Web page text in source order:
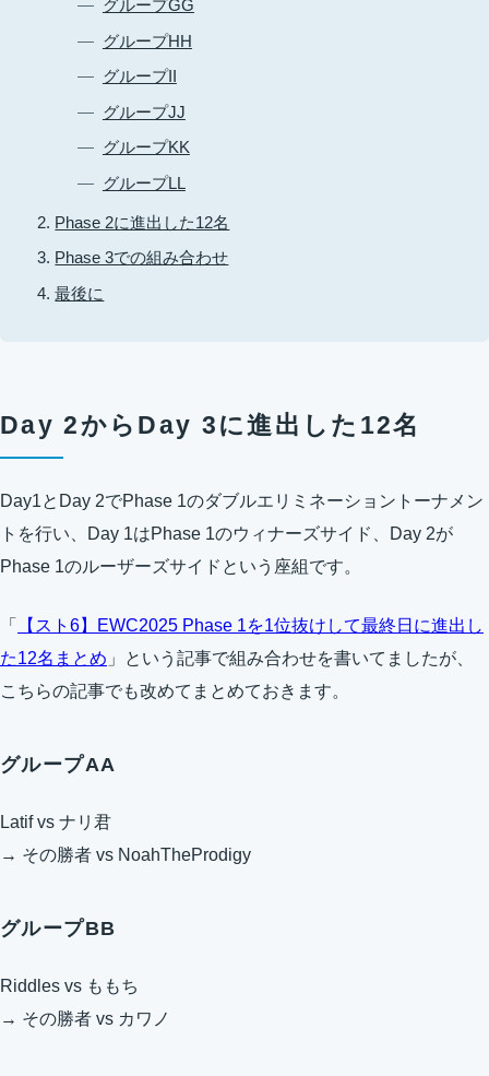
グループGG
グループHH
グループII
グループJJ
グループKK
グループLL
Phase 2に進出した12名
Phase 3での組み合わせ
最後に
Day 2からDay 3に進出した12名
Day1とDay 2でPhase 1のダブルエリミネーショントーナメン
トを行い、Day 1はPhase 1のウィナーズサイド、Day 2が
Phase 1のルーザーズサイドという座組です。
「
【スト6】EWC2025 Phase 1を1位抜けして最終日に進出し
た12名まとめ 」という記事で組み合わせを書いてましたが、
こちらの記事でも改めてまとめておきます。
グループAA
Latif vs ナリ君
→ その勝者 vs NoahTheProdigy
グループBB
Riddles vs ももち
→ その勝者 vs カワノ